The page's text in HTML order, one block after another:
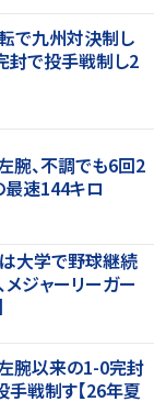
で九州対決制し
封で投手戦制し2
腕、不調でも6回2
最速144キロ
大学で野球継続
メジャーリーガー
腕以来の1-0完封
手戦制す【26年夏